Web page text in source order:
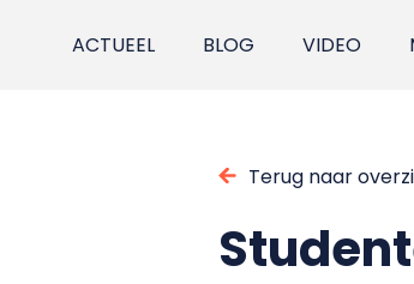
ACTUEEL BLOG VIDEO
Terug naar